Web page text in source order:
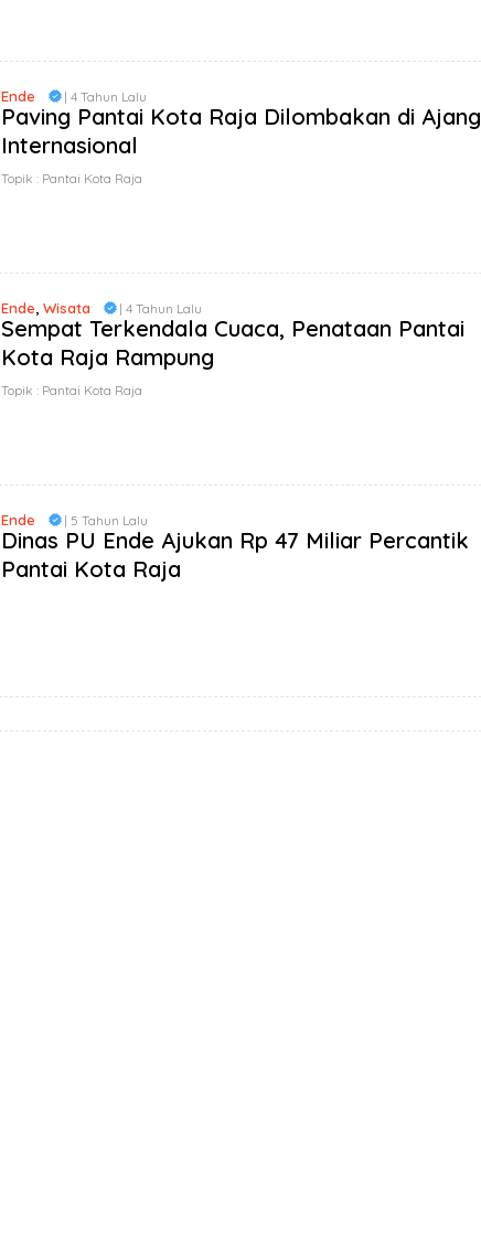
Ende | 4 Tahun Lalu
Paving Pantai Kota Raja Dilombakan di Ajang
Internasional
Topik : Pantai Kota Raja
Ende, Wisata | 4 Tahun Lalu
Sempat Terkendala Cuaca, Penataan Pantai
Kota Raja Rampung
Topik : Pantai Kota Raja
Ende | 5 Tahun Lalu
Dinas PU Ende Ajukan Rp 47 Miliar Percantik
Pantai Kota Raja